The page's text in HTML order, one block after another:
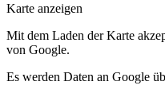
Karte anzeigen
Mit dem Laden der Karte
von Google.
Es werden Daten an Google